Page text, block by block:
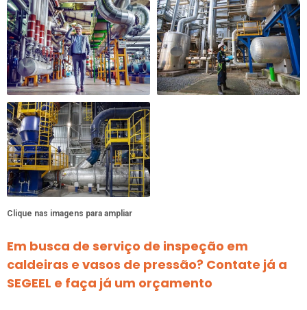
Clique nas imagens para ampliar
Em busca de serviço de inspeção em
caldeiras e vasos de pressão? Contate já a
SEGEEL e faça já um orçamento